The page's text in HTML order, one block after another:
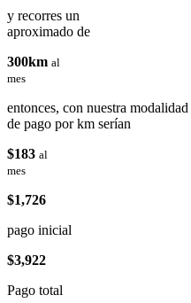
y recorres un
aproximado de
300km al
mes
entonces, con nuestra modalidad
de pago por km serían
$183 al
mes
$1,726
pago inicial
$3,922
Pago total